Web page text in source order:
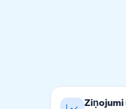
Ziņojumi